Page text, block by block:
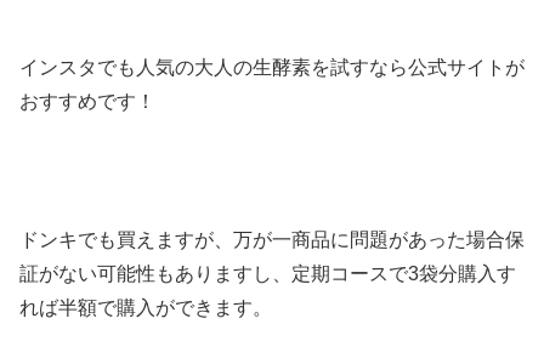
インスタでも人気の大人の生酵素を試すなら公式サイトが
おすすめです！
ドンキでも買えますが、万が一商品に問題があった場合保
証がない可能性もありますし、定期コースで3袋分購入す
れば半額で購入ができます。